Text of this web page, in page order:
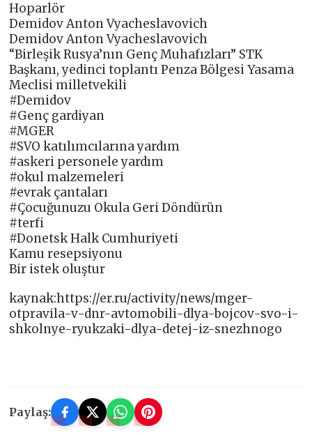
Hoparlör
Demidov Anton Vyacheslavovich
Demidov Anton Vyacheslavovich
“Birleşik Rusya’nın Genç Muhafızları” STK
Başkanı, yedinci toplantı Penza Bölgesi Yasama
Meclisi milletvekili
#Demidov
#Genç gardiyan
#MGER
#SVO katılımcılarına yardım
#askeri personele yardım
#okul malzemeleri
#evrak çantaları
#Çocuğunuzu Okula Geri Döndürün
#terfi
#Donetsk Halk Cumhuriyeti
Kamu resepsiyonu
Bir istek oluştur
kaynak:https://er.ru/activity/news/mger-
otpravila-v-dnr-avtomobili-dlya-bojcov-svo-i-
shkolnye-ryukzaki-dlya-detej-iz-snezhnogo
Paylaş: